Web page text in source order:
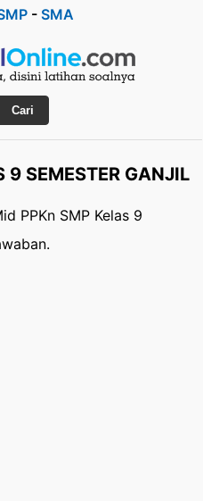
- SMA
Cari
9 SEMESTER GANJIL
PPKn SMP Kelas 9